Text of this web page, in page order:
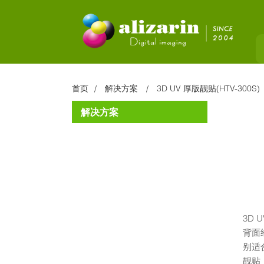
首页 解决方案 3D UV 厚版靓贴(HTV-300S)
解决方案
3D
背面
别适
靓贴